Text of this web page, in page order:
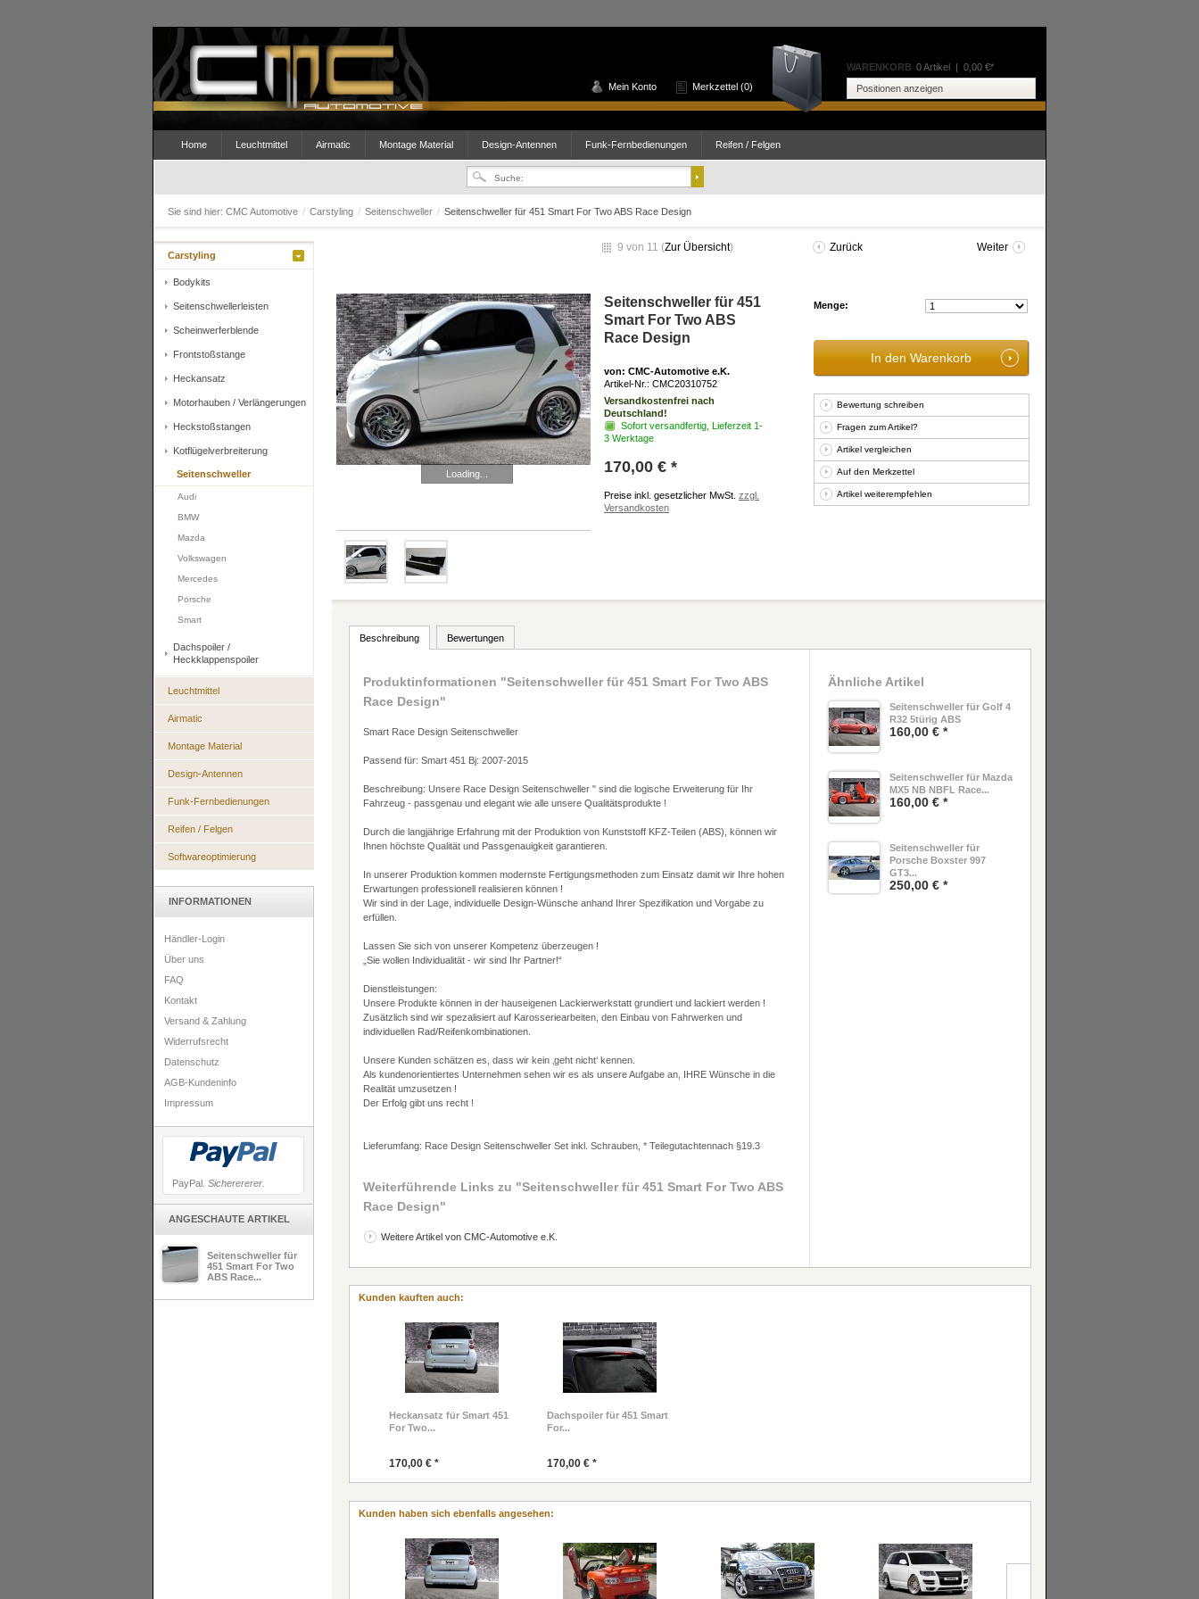
Mein Konto Merkzettel (0)
WARENKORB 0 Artikel | 0,00 €*
Positionen anzeigen
Home Leuchtmittel Airmatic Montage Material Design-Antennen Funk-Fernbedienungen Reifen / Felgen
Sie sind hier: CMC Automotive / Carstyling / Seitenschweller / Seitenschweller für 451 Smart For Two ABS Race Design
Carstyling
Bodykits
Seitenschwellerleisten
Scheinwerferblende
Frontstoßstange
Heckansatz
Motorhauben / Verlängerungen
Heckstoßstangen
Kotflügelverbreiterung
Seitenschweller
Audi
BMW
Mazda
Volkswagen
Mercedes
Porsche
Smart
Dachspoiler /
Heckklappenspoiler
Leuchtmittel
Airmatic
Montage Material
Design-Antennen
Funk-Fernbedienungen
Reifen / Felgen
Softwareoptimierung
INFORMATIONEN
Händler-Login
Über uns
FAQ
Kontakt
Versand & Zahlung
Widerrufsrecht
Datenschutz
AGB-Kundeninfo
Impressum
PayPal. Sicherererer.
ANGESCHAUTE ARTIKEL
Seitenschweller für
451 Smart For Two
ABS Race...
9 von 11 (Zur Übersicht) Zurück Weiter
Loading...
Seitenschweller für 451
Smart For Two ABS
Race Design
von: CMC-Automotive e.K.
Artikel-Nr.: CMC20310752
Versandkostenfrei nach
Deutschland!
Sofort versandfertig, Lieferzeit 1-
3 Werktage
170,00 € *
Preise inkl. gesetzlicher MwSt. zzgl.
Versandkosten
Menge:
Bewertung schreiben
Fragen zum Artikel?
Artikel vergleichen
Auf den Merkzettel
Artikel weiterempfehlen
Beschreibung Bewertungen
Produktinformationen "Seitenschweller für 451 Smart For Two ABS
Race Design"
Smart Race Design Seitenschweller
Passend für: Smart 451 Bj: 2007-2015
Beschreibung: Unsere Race Design Seitenschweller " sind die logische Erweiterung für Ihr
Fahrzeug - passgenau und elegant wie alle unsere Qualitätsprodukte !
Durch die langjährige Erfahrung mit der Produktion von Kunststoff KFZ-Teilen (ABS), können wir
Ihnen höchste Qualität und Passgenauigkeit garantieren.
In unserer Produktion kommen modernste Fertigungsmethoden zum Einsatz damit wir Ihre hohen
Erwartungen professionell realisieren können !
Wir sind in der Lage, individuelle Design-Wünsche anhand Ihrer Spezifikation und Vorgabe zu
erfüllen.
Lassen Sie sich von unserer Kompetenz überzeugen !
„Sie wollen Individualität - wir sind Ihr Partner!“
Dienstleistungen:
Unsere Produkte können in der hauseigenen Lackierwerkstatt grundiert und lackiert werden !
Zusätzlich sind wir spezalisiert auf Karosseriearbeiten, den Einbau von Fahrwerken und
individuellen Rad/Reifenkombinationen.
Unsere Kunden schätzen es, dass wir kein ‚geht nicht‘ kennen.
Als kundenorientiertes Unternehmen sehen wir es als unsere Aufgabe an, IHRE Wünsche in die
Realität umzusetzen !
Der Erfolg gibt uns recht !
Lieferumfang: Race Design Seitenschweller Set inkl. Schrauben, * Teilegutachtennach §19.3
Weiterführende Links zu "Seitenschweller für 451 Smart For Two ABS
Race Design"
Weitere Artikel von CMC-Automotive e.K.
Ähnliche Artikel
Seitenschweller für Golf 4
R32 5türig ABS
160,00 € *
Seitenschweller für Mazda
MX5 NB NBFL Race...
160,00 € *
Seitenschweller für
Porsche Boxster 997
GT3...
250,00 € *
Kunden kauften auch:
Heckansatz für Smart 451
For Two...
170,00 € *
Dachspoiler für 451 Smart
For...
170,00 € *
Kunden haben sich ebenfalls angesehen: